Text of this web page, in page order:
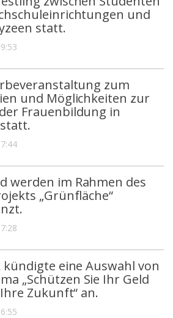
und
statt.
zum
und Möglichkeiten zur
Frauenbildung in
werden im Rahmen des
„Grünfläche“
eine Auswahl von
„Schützen Sie Ihr Geld
Zukunft“ an.